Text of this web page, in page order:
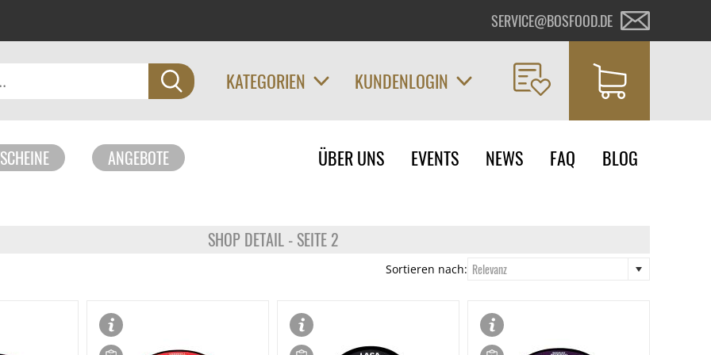
SERVICE@BOSFOOD.DE
KATEGORIEN KUNDENLOGIN
ANGEBOTE
Navigation
überspringen
ÜBER UNS EVENTS NEWS FAQ BLOG
SHOP DETAIL - SEITE 2
Sortieren nach: Relevanz